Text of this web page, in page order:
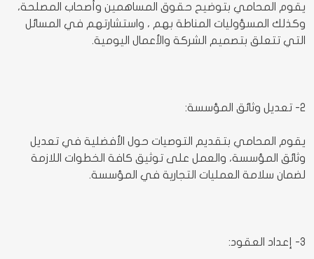
يقوم المحامي بتوضيح حقوق المساهمين وأصحاب المصلحة،
وكذلك المسؤوليات المناطة بهم ، واستشارتهم في المسائل
التي تتعلق بتصميم الشركة والأعمال اليومية.
2- تعديل وثائق المؤسسة:
يقوم المحامي بتقديم التوصيات حول الأفضلية في تعديل
وثائق المؤسسة، والعمل على توثيق كافة الخطوات اللازمة
لضمان سلامة العمليات التجارية في المؤسسة.
3- إعداد العقود: